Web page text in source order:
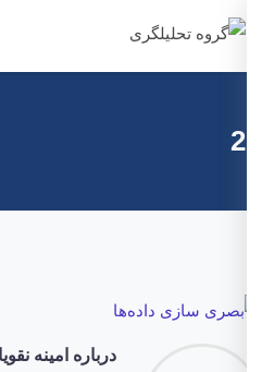
درباره امینه نقویان